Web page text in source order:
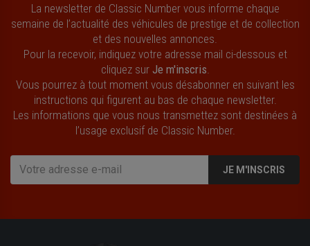
La newsletter de Classic Number vous informe chaque
semaine de l’actualité des véhicules de prestige et de collection
et des nouvelles annonces.
Pour la recevoir, indiquez votre adresse mail ci-dessous et
cliquez sur Je m'inscris
Vous pourrez à tout moment vous désabonner en suivant les
instructions qui figurent au bas de chaque newsletter.
Les informations que vous nous transmettez sont destinées à
l’usage exclusif de Classic Number.
JE M'INSCRIS